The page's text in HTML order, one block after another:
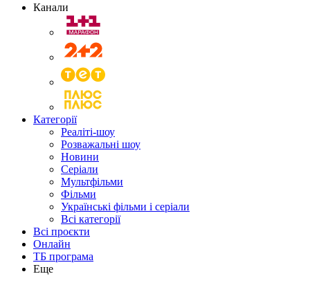
Канали
Категорії
Реаліті-шоу
Розважальні шоу
Новини
Серіали
Мультфільми
Фільми
Українські фільми і серіали
Всі категорії
Всі проєкти
Онлайн
ТБ програма
Еще